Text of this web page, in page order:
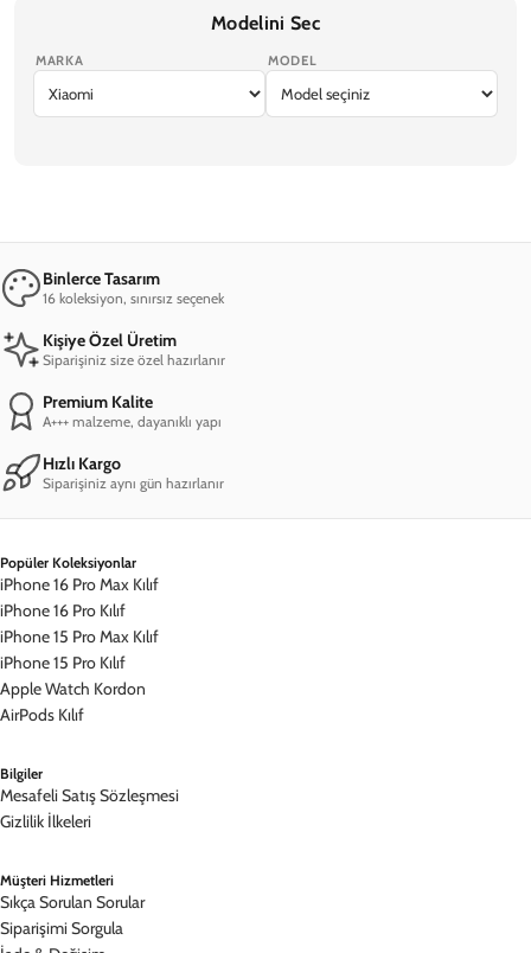
Xiaomi Redmi Note 8 Telefon KılıfıModelini Sec
MARKA MODEL
Binlerce Tasarım
16 koleksiyon, sınırsız seçenek
Kişiye Özel Üretim
Siparişiniz size özel hazırlanır
Premium Kalite
A+++ malzeme, dayanıklı yapı
Hızlı Kargo
Siparişiniz aynı gün hazırlanır
Popüler Koleksiyonlar
iPhone 16 Pro Max Kılıf
iPhone 16 Pro Kılıf
iPhone 15 Pro Max Kılıf
iPhone 15 Pro Kılıf
Apple Watch Kordon
AirPods Kılıf
Bilgiler
Mesafeli Satış Sözleşmesi
Gizlilik İlkeleri
Müşteri Hizmetleri
Sıkça Sorulan Sorular
Siparişimi Sorgula